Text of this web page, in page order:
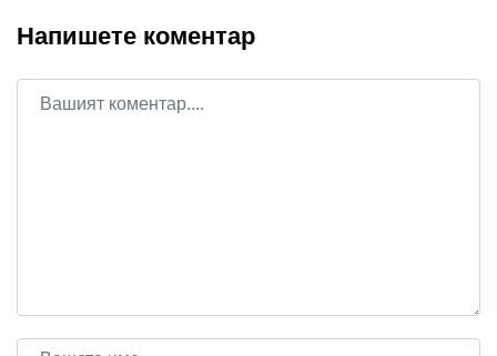
Напишете коментар